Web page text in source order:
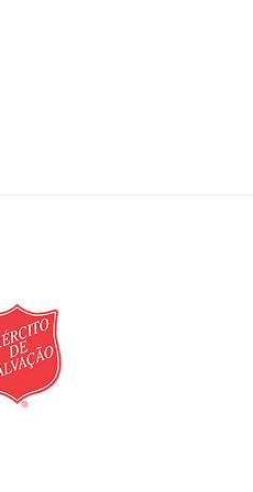
O Exército de Salvação